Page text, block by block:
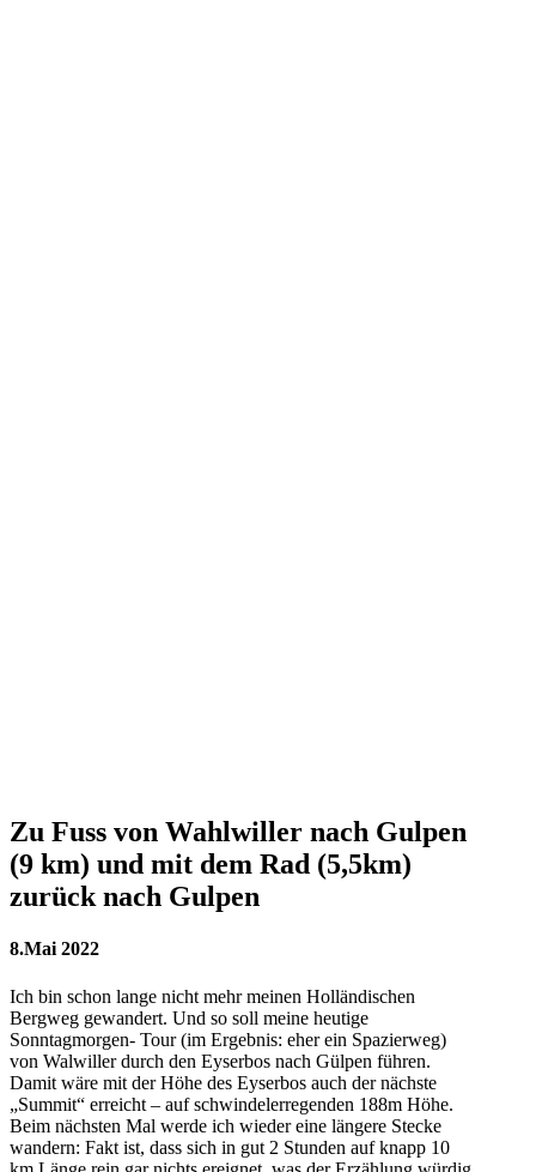
Zu Fuss von Wahlwiller nach Gulpen
(9 km) und mit dem Rad (5,5km)
zurück nach Gulpen
8.Mai 2022
Ich bin schon lange nicht mehr meinen Holländischen
Bergweg gewandert. Und so soll meine heutige
Sonntagmorgen- Tour (im Ergebnis: eher ein Spazierweg)
von Walwiller durch den Eyserbos nach Gülpen führen.
Damit wäre mit der Höhe des Eyserbos auch der nächste
„Summit“ erreicht – auf schwindelerregenden 188m Höhe.
Beim nächsten Mal werde ich wieder eine längere Stecke
wandern: Fakt ist, dass sich in gut 2 Stunden auf knapp 10